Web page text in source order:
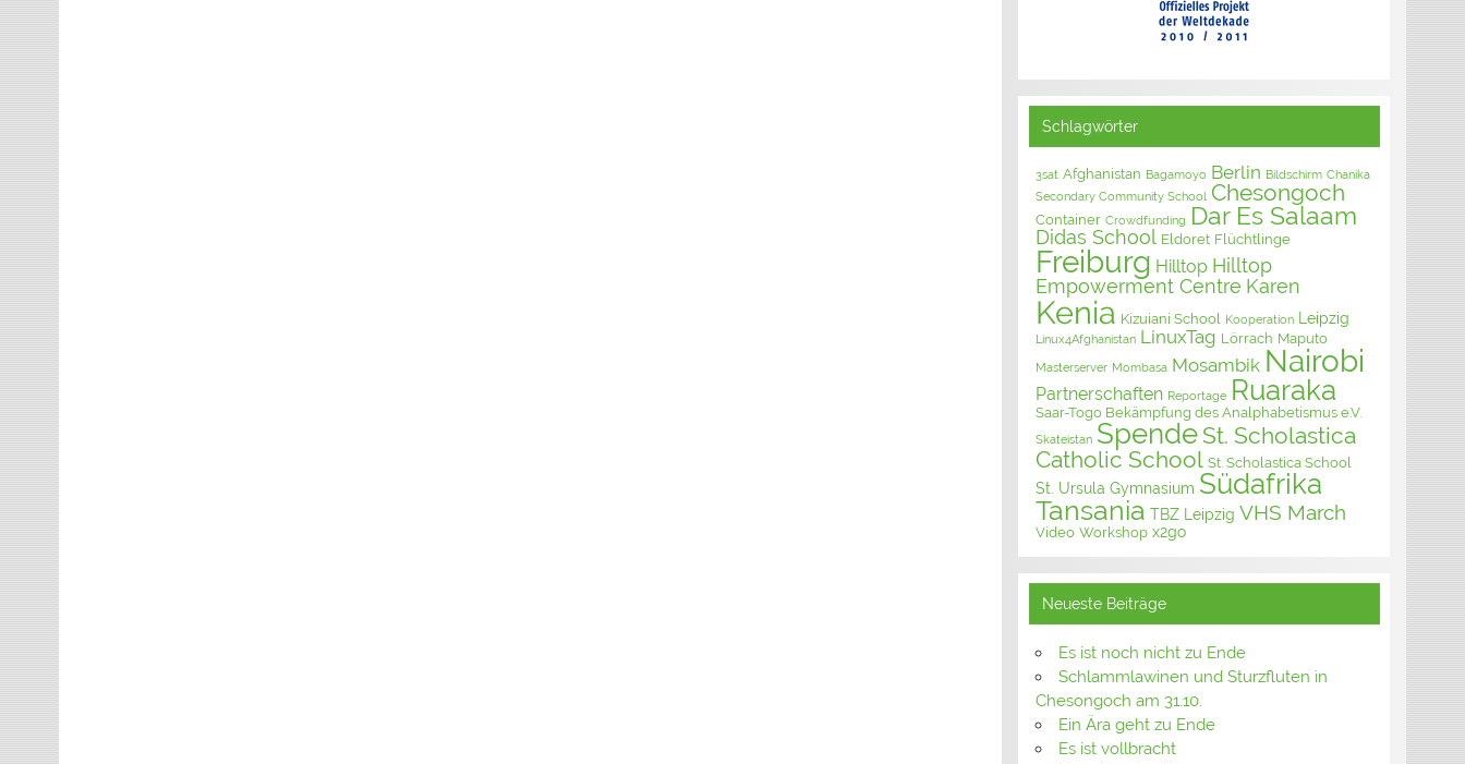
Schlagwörter
3sat Afghanistan Bagamoyo Berlin Bildschirm Chanika
Secondary Community School Chesongoch
Container Crowdfunding Dar Es Salaam
Didas School Eldoret Flüchtlinge
Freiburg Hilltop Hilltop
Empowerment Centre Karen
Kenia Kizuiani School Kooperation Leipzig
Linux4Afghanistan LinuxTag Lörrach Maputo
Masterserver Mombasa Mosambik Nairobi
Partnerschaften Reportage Ruaraka
Saar-Togo Bekämpfung des Analphabetismus e.V.
Skateistan Spende St. Scholastica
Catholic School St. Scholastica School
St. Ursula Gymnasium Südafrika
Tansania TBZ Leipzig VHS March
Video Workshop x2go
Neueste Beiträge
Es ist noch nicht zu Ende
Schlammlawinen und Sturzfluten in
Chesongoch am 31.10.
Ein Ära geht zu Ende
Es ist vollbracht